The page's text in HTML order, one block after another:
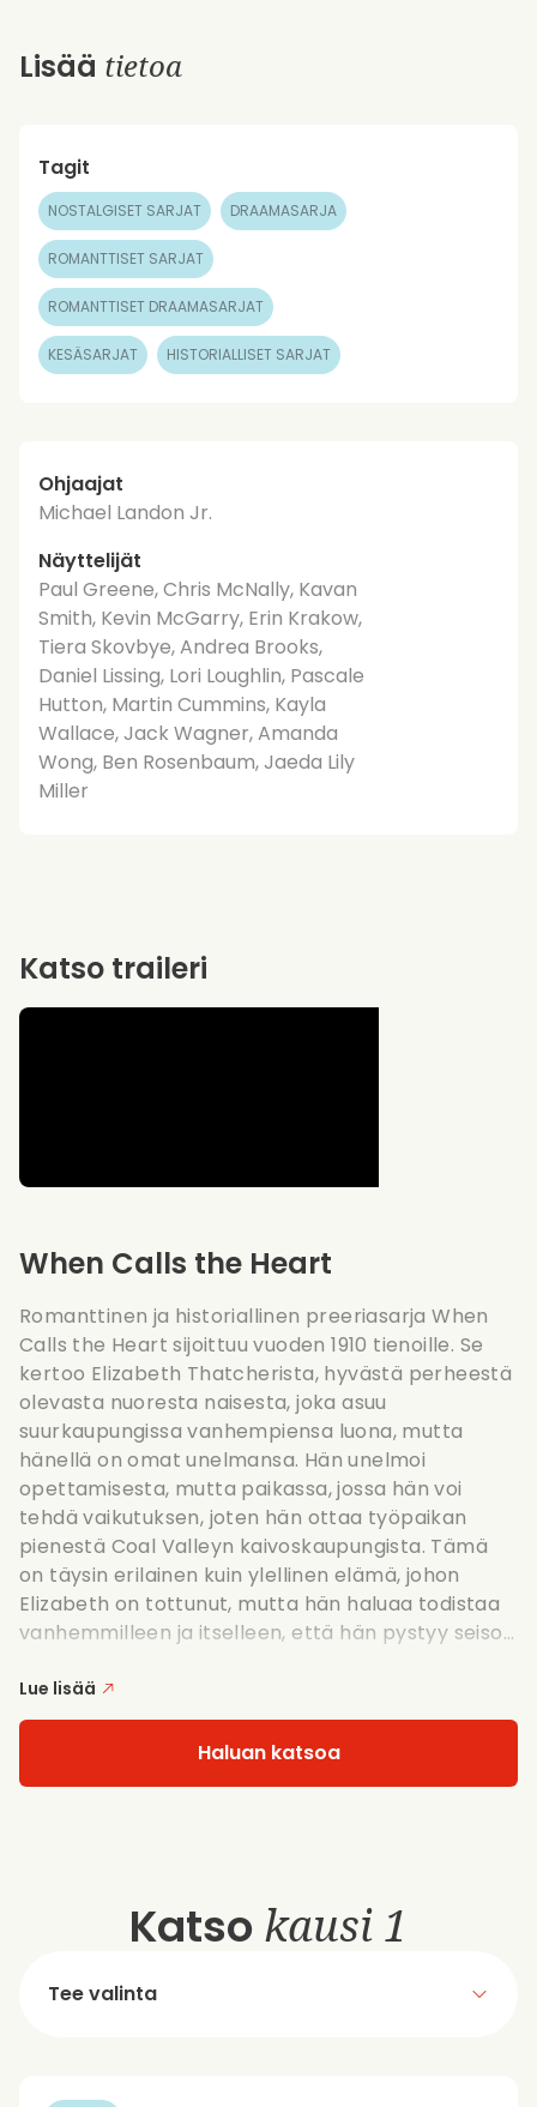
Lisää tietoa
Tagit
NOSTALGISET SARJAT DRAAMASARJA
ROMANTTISET SARJAT
ROMANTTISET DRAAMASARJAT
KESÄSARJAT HISTORIALLISET SARJAT
Ohjaajat
Michael Landon Jr.
Näyttelijät
Paul Greene, Chris McNally, Kavan
Smith, Kevin McGarry, Erin Krakow,
Tiera Skovbye, Andrea Brooks,
Daniel Lissing, Lori Loughlin, Pascale
Hutton, Martin Cummins, Kayla
Wallace, Jack Wagner, Amanda
Wong, Ben Rosenbaum, Jaeda Lily
Miller
When Calls the Heart
Romanttinen ja historiallinen preeriasarja When
Calls the Heart sijoittuu vuoden 1910 tienoille. Se
kertoo Elizabeth Thatcherista, hyvästä perheestä
olevasta nuoresta naisesta, joka asuu
suurkaupungissa vanhempiensa luona, mutta
hänellä on omat unelmansa. Hän unelmoi
opettamisesta, mutta paikassa, jossa hän voi
tehdä vaikutuksen, joten hän ottaa työpaikan
pienestä Coal Valleyn kaivoskaupungista. Tämä
on täysin erilainen kuin ylellinen elämä, johon
Elizabeth on tottunut, mutta hän haluaa todistaa
vanhemmilleen ja itselleen, että hän pystyy seiso...
Lue lisää
Haluan katsoa
Katso traileri
Katso kausi 1
Tee valinta